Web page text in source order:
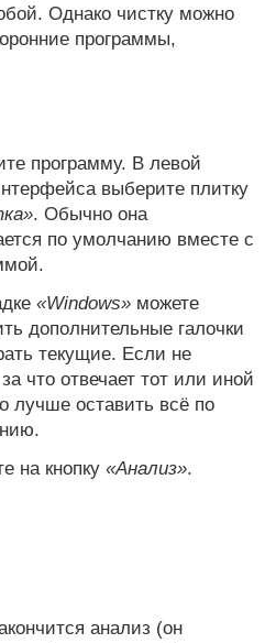
Однако чистку можно
программы,
программу. В левой
выберите плитку
. Обычно она
по умолчанию вместе с
«Windows» можете
дополнительные галочки
текущие. Если не
что отвечает тот или иной
лучше оставить всё по
на кнопку «Анализ».
анализ (он